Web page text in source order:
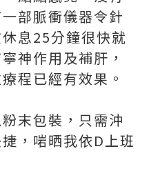
部脈衝儀器令針
息25分鐘很快就
神作用及補肝，
程已經有效果。
末包裝，只需沖
，啱晒我依D上班